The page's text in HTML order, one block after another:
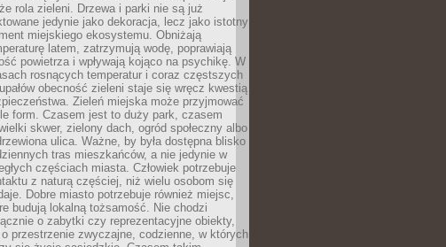
rola zieleni. Drzewa i parki nie są już
jedynie jako dekoracja, lecz jako istotny
miejskiego ekosystemu. Obniżają
latem, zatrzymują wodę, poprawiają
powietrza i wpływają kojąco na psychikę. W
rosnących temperatur i coraz częstszych
obecność zieleni staje się wręcz kwestią
Zieleń miejska może przyjmować
form. Czasem jest to duży park, czasem
skwer, zielony dach, ogród społeczny albo
ulica. Ważne, by była dostępna blisko
tras mieszkańców, a nie jedynie w
częściach miasta. Człowiek potrzebuje
z naturą częściej, niż wielu osobom się
Dobre miasto potrzebuje również miejsc,
budują lokalną tożsamość. Nie chodzi
o zabytki czy reprezentacyjne obiekty,
przestrzenie zwyczajne, codzienne, w których